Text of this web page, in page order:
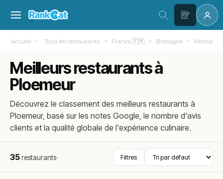
Accueil Tous les restaurants France 🇫🇷 Bretagne Morbihan
Meilleurs restaurants à
Ploemeur
Découvrez le classement des meilleurs restaurants à
Ploemeur, basé sur les notes Google, le nombre d'avis
clients et la qualité globale de l'expérience culinaire.
35restaurants· Filtres